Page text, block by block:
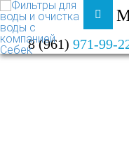
8 (961) 971-99-
ФИЛЬТРЫ ДЛЯ
О КОМПАНИИ